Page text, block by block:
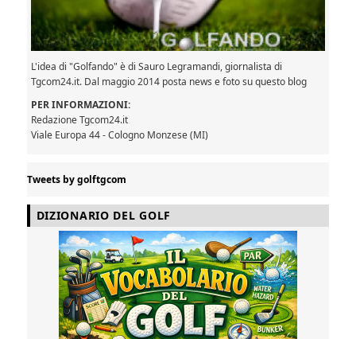
L'idea di "Golfando" è di Sauro Legramandi, giornalista di
Tgcom24.it. Dal maggio 2014 posta news e foto su questo blog
PER INFORMAZIONI:
Redazione Tgcom24.it
Viale Europa 44 - Cologno Monzese (MI)
Tweets by golftgcom
DIZIONARIO DEL GOLF